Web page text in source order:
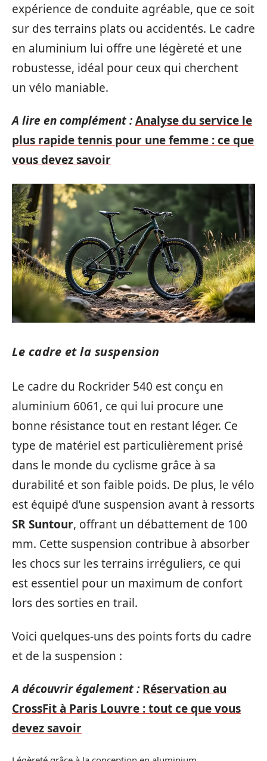
expérience de conduite agréable, que ce soit
sur des terrains plats ou accidentés. Le cadre
en aluminium lui offre une légèreté et une
robustesse, idéal pour ceux qui cherchent
un vélo maniable.
A lire en complément :Analyse du service le
plus rapide tennis pour une femme : ce que
vous devez savoir
Le cadre et la suspension
Le cadre du Rockrider 540 est conçu en
aluminium 6061, ce qui lui procure une
bonne résistance tout en restant léger. Ce
type de matériel est particulièrement prisé
dans le monde du cyclisme grâce à sa
durabilité et son faible poids. De plus, le vélo
est équipé d’une suspension avant à ressorts
SR Suntour, offrant un débattement de 100
mm. Cette suspension contribue à absorber
les chocs sur les terrains irréguliers, ce qui
est essentiel pour un maximum de confort
lors des sorties en trail.
Voici quelques-uns des points forts du cadre
et de la suspension :
A découvrir également : Réservation au
CrossFit à Paris Louvre : tout ce que vous
devez savoir